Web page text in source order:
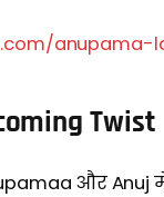
Twist
और Anuj